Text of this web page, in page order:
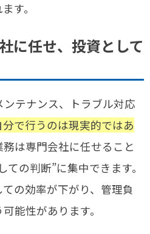
す。
に任せ、投資として
テナンス、トラブル対応
で行うのは現実的ではあ
は専門会社に任せること
の判断”に集中できます。
の効率が下がり、管理負
能性があります。